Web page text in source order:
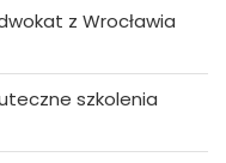
z Wrocławia
szkolenia